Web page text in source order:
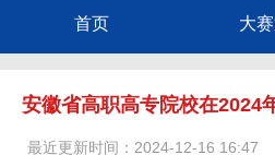
首页 大
安徽省高职高专院校在2024
最近更新时间：2024-12-16 16:47